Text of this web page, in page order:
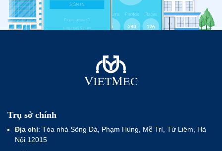
Trụ sở chính
Địa chỉ: Tòa nhà Sông Đà, Phạm Hùng, Mễ Trì, Từ Liêm, Hà
Nội 12015